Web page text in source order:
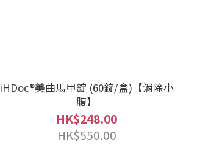
iHDoc®美曲馬甲錠 (60錠/盒)【消除小
腹】
HK$248.00
HK$550.00